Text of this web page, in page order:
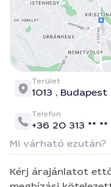
Terület
1013 , Budapest
Telefon
+36 20 313 ** **
Mi várható ezután?
Kérj árajánlatot